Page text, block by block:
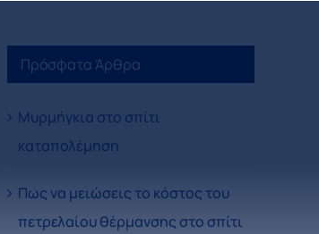
Πρόσφατα Άρθρα
Μυρμήγκια στο σπίτι
καταπολέμηση
Πως να μειώσεις το κόστος του
πετρελαίου θέρμανσης στο σπίτι